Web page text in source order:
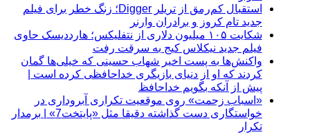
استقبال کم‌رمق از تریلر Digger؛ زنگ خطر برای فیلم
جدید تام کروز و برادران وارنر
شکایت ۱۰۵ میلیون دلاری از نتفلیکس؛ هارددیسک حاوی
فیلم جدید نیکلاس کیج به سرقت رفت
واکنش‌ها به پست اخیر شهاب حسینی که خیلی‌ها گمان
کردند که او از دنیای بازیگری خداحافظی کرده است |
پیش از آنکه بگویم خداحافظ
«اسباب زحمت» روی موقعیت تکراری آبروداری در
خواستگاری دست گذاشته دقیقا مثل «پایتخت7» | برمدار
تکرار